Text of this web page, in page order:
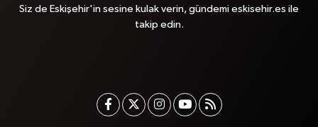
Siz de Eskişehir'in sesine kulak verin, gündemi eskisehir.es ile
takip edin.